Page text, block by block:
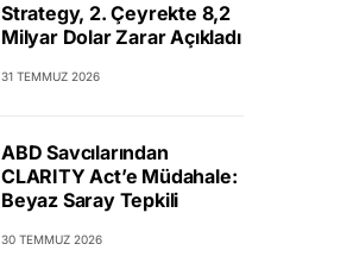
Strategy, 2. Çeyrekte 8,2
Milyar Dolar Zarar Açıkladı
31 TEMMUZ 2026
ABD Savcılarından
CLARITY Act’e Müdahale:
Beyaz Saray Tepkili
30 TEMMUZ 2026